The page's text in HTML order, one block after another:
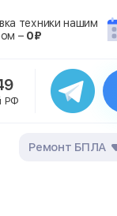
техники нашим
– 0₽
РФ
Ремонт БПЛА